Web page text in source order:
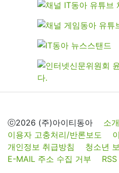
ⓒ2026 (주)아이티동아 소개
이용자 고충처리/반론보도
개인정보 취급방침
청소년
E-MAIL 주소 수집 거부
RSS